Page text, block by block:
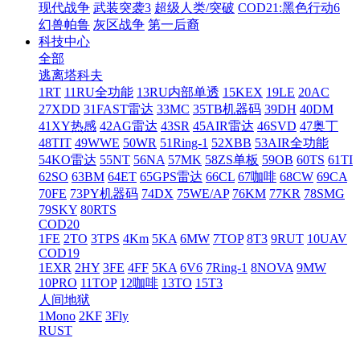
现代战争 武装突袭3 超级人类/突破 COD21:黑色行动6
幻兽帕鲁 灰区战争 第一后裔
科技中心
全部
逃离塔科夫
1RT 11RU全功能 13RU内部单透 15KEX 19LE 20AC
27XDD 31FAST雷达 33MC 35TB机器码 39DH 40DM
41XY热感 42AG雷达 43SR 45AIR雷达 46SVD 47奥丁
48TIT 49WWE 50WR 51Ring-1 52XBB 53AIR全功能
54KO雷达 55NT 56NA 57MK 58ZS单板 59OB 60TS 61TI
62SO 63BM 64ET 65GPS雷达 66CL 67咖啡 68CW 69CA
70FE 73PY机器码 74DX 75WE/AP 76KM 77KR 78SMG
79SKY 80RTS
COD20
1FE 2TO 3TPS 4Km 5KA 6MW 7TOP 8T3 9RUT 10UAV
COD19
1EXR 2HY 3FE 4FF 5KA 6V6 7Ring-1 8NOVA 9MW
10PRO 11TOP 12咖啡 13TO 15T3
人间地狱
1Mono 2KF 3Fly
RUST